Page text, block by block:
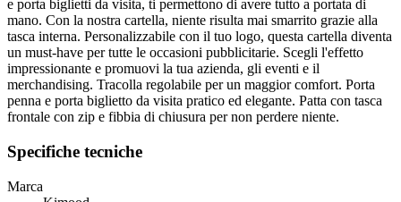
e porta biglietti da visita, ti permettono di avere tutto a portata di
mano. Con la nostra cartella, niente risulta mai smarrito grazie alla
tasca interna. Personalizzabile con il tuo logo, questa cartella diventa
un must-have per tutte le occasioni pubblicitarie. Scegli l'effetto
impressionante e promuovi la tua azienda, gli eventi e il
merchandising. Tracolla regolabile per un maggior comfort. Porta
penna e porta biglietto da visita pratico ed elegante. Patta con tasca
frontale con zip e fibbia di chiusura per non perdere niente.
Specifiche tecniche
Marca